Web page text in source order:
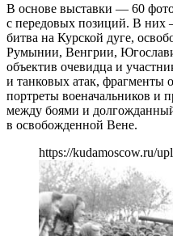
В основе выставки — 60
с передовых позиций. В них
битва на Курской дуге,
Румынии, Венгрии,
объектив очевидца и
и танковых атак,
портреты военачальников и
между боями и
в освобожденной Вене.
https://kudamoscow.ru/